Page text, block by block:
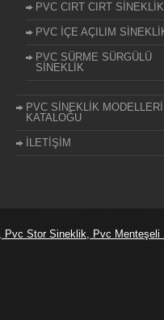
PVC CIRT CIRT SİNEKLİK
PVC İÇE AÇILIM
PVC SÜRME SÜRGÜLÜ
SİNEKLİK
PVC SİNEKLİK MODELLERİ
KATALOĞU
İLETİŞİM
Stor Sineklik, Pvc